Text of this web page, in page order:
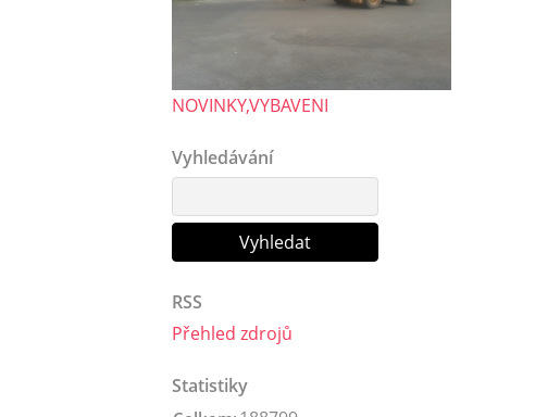
NOVINKY,VYBAVENI
Vyhledávání
RSS
Přehled zdrojů
Statistiky